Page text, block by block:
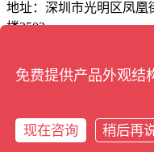
地址：深圳市光明区凤凰
楼2503
版权所有 © 深圳市绿创工业
联系我们/网站地图/招聘
免费提供产品外观结
现在咨询
稍后再
在线咨询